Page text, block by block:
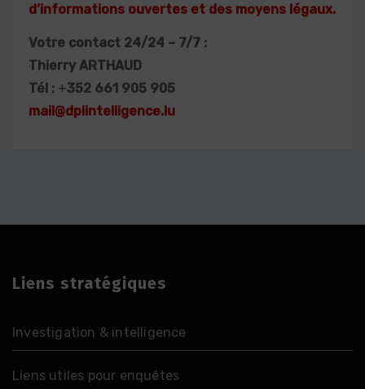
d’informations ouvertes et des moyens légaux.
Votre contact 24/24 – 7/7 :
Thierry ARTHAUD
Tél : +352 661 905 905
mail@dplintelligence.lu
Liens stratégiques
Investigation & intelligence
Liens utiles pour enquêtes